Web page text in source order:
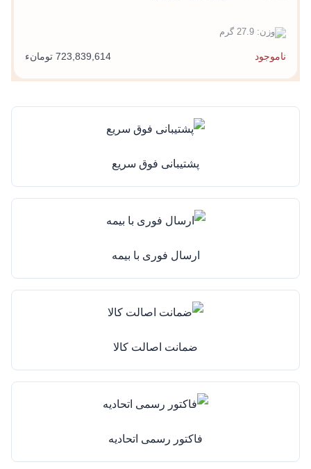
وزن: 27.9 گرم
ناموجود 723,839,614 تومانء
پشتیبانی فوق سریع
ارسال فوری با بیمه
ضمانت اصالت کالا
فاکتور رسمی اتحادیه